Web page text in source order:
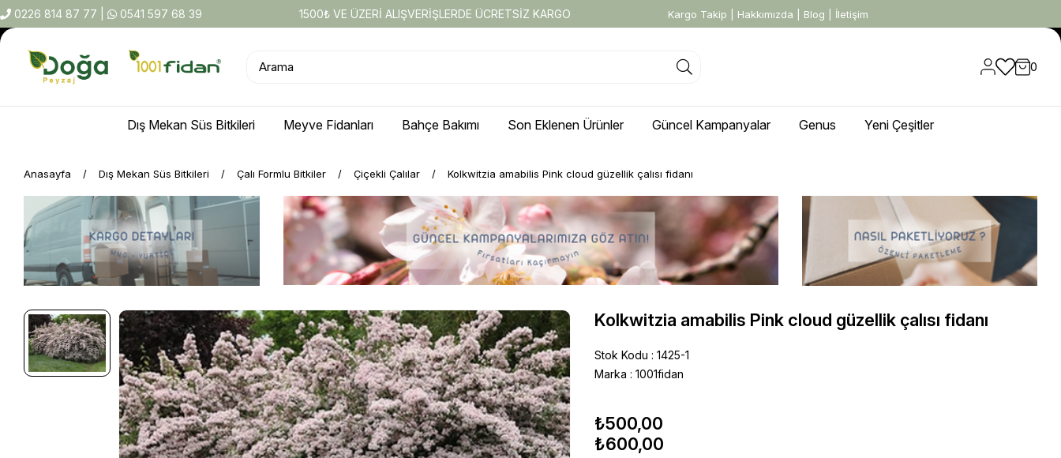
0226 814 87 77 0541 597 68 39 1500₺ VE ÜZERİ ALIŞVERİŞLERDE ÜCRETSİZ KARGO Kargo Takip Hakkımızda Blog İletişim
0
Dış Mekan Süs Bitkileri Meyve Fidanları Bahçe Bakımı Son Eklenen Ürünler Güncel Kampanyalar Genus Yeni Çeşitler
Anasayfa Dış Mekan Süs Bitkileri Çalı Formlu Bitkiler Çiçekli Çalılar Kolkwitzia amabilis Pink cloud güzellik çalısı fidanı
Kolkwitzia amabilis Pink cloud güzellik çalısı fidanı
Stok Kodu
1425-1
Marka : 1001fidan
₺500,00
₺600,00